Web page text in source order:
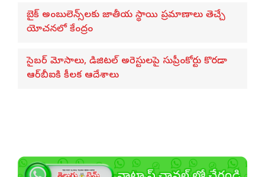
బైక్ అంబులెన్స్‌లకు జాతీయ స్థాయి ప్రమాణాలు తెచ్చే
యోచనలో కేంద్రం
సైబర్ మోసాలు, డిజిటల్ అరెస్టులపై సుప్రీంకోర్టు కొరడా..
ఆర్‌బీఐకి కీలక ఆదేశాలు